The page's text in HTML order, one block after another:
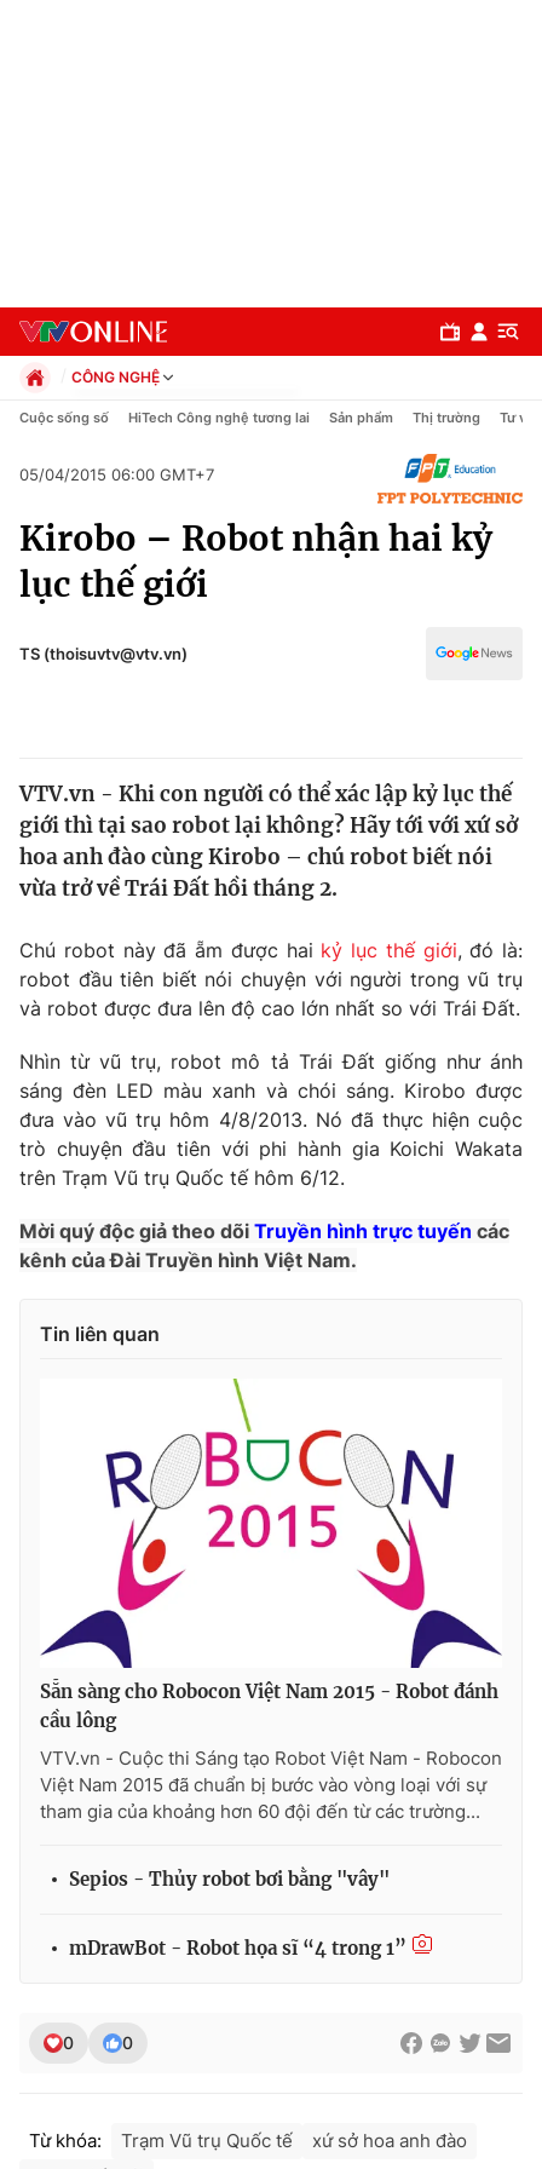
Chính trị
Thế giới
Tin tức
Câu chuyện quốc tế
Kinh tế
Tài chính
Thị trường
Góc doanh nghiệp
Dữ liệu và đời sống
Phim VTV
Hậu trường
Nhân vật
Khán giả
Giải trí
Điện ảnh
Sao
Đời sống
Du lịch
Chất lượng cuộc sống
Giáo dục
Học trực tuyến
Công nghệ
Thị trường
Lịch phát sóng
Chuyên mục khác
Emagazine
VTV Money VTV Thể thao
VTV Sức khoẻ Bất động sản
Thị trường 24h Tấm lòng Việt
VTV4
Liên hệ tòa soạn
CÔNG NGHỆ
Chính trị
Pháp luật
Thể thao
Truyền hình
Văn hóa - Giải trí
Đời sống
Cuộc sống số HiTech Công nghệ tương lai Sản phẩm Thị trường Tư vấn
05/04/2015 06:00 GMT+7
Kirobo – Robot nhận hai kỷ
lục thế giới
TS (thoisuvtv@vtv.vn)
VTV.vn - Khi con người có thể xác lập kỷ lục thế
giới thì tại sao robot lại không? Hãy tới với xứ sở
hoa anh đào cùng Kirobo – chú robot biết nói
vừa trở về Trái Đất hồi tháng 2.
Chú robot này đã ẵm được hai kỷ lục thế giới, đó là:
robot đầu tiên biết nói chuyện với người trong vũ trụ
và robot được đưa lên độ cao lớn nhất so với Trái Đất.
Nhìn từ vũ trụ, robot mô tả Trái Đất giống như ánh
sáng đèn LED màu xanh và chói sáng. Kirobo được
đưa vào vũ trụ hôm 4/8/2013. Nó đã thực hiện cuộc
trò chuyện đầu tiên với phi hành gia Koichi Wakata
trên Trạm Vũ trụ Quốc tế hôm 6/12.
Mời quý độc giả theo dõi Truyền hình trực tuyến các
kênh của Đài Truyền hình Việt Nam.
Tin liên quan
Sẵn sàng cho Robocon Việt Nam 2015 - Robot đánh
cầu lông
VTV.vn - Cuộc thi Sáng tạo Robot Việt Nam - Robocon
Việt Nam 2015 đã chuẩn bị bước vào vòng loại với sự
tham gia của khoảng hơn 60 đội đến từ các trường...
Sepios - Thủy robot bơi bằng "vây"
mDrawBot - Robot họa sĩ “4 trong 1”
0 0
Từ khóa: Trạm Vũ trụ Quốc tế
xứ sở hoa anh đào